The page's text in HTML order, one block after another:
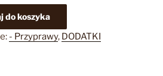
do koszyka
- Przyprawy, DODATKI